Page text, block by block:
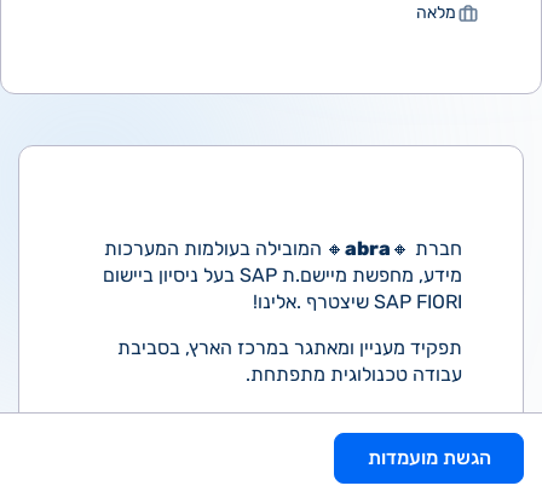
מלאה
חברת 🔸 abra
🔸 המובילה בעולמות המערכות
מידע, מחפשת מיישם.ת SAP בעל ניסיון ביישום
SAP FIORI שיצטרף .אלינו!
תפקיד מעניין ומאתגר במרכז הארץ, בסביבת
עבודה טכנולוגית מתפתחת.
דרישות התפקיד:
- תואר ראשון בניהול מערכות מידע/הנדסה
הגשת מועמדות